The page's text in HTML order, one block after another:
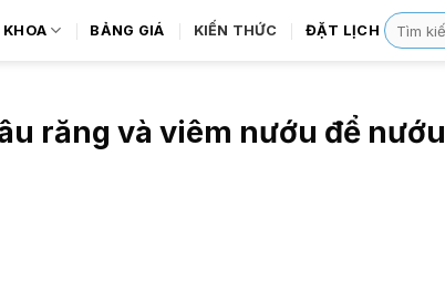
KHOA BẢNG GIÁ KIẾN THỨC ĐẶT LỊCH
răng và viêm nướu để nướu